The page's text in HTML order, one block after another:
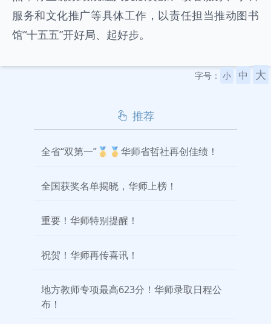
服务和文化推广等具体工作，以责任担当推动图书
馆“十五五”开好局、起好步。
字号： 小 中 大
推荐
全省“双第一”🥇🥇华师省哲社再创佳绩！
全国获奖名单揭晓，华师上榜！
重要！华师特别提醒！
祝贺！华师再传喜讯！
地方教师专项最高623分！华师录取日程公
布！